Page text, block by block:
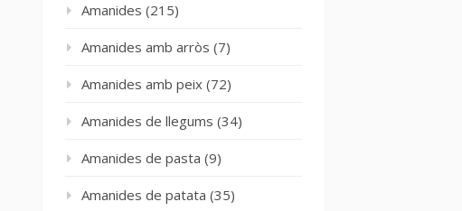
Amanides (215)
Amanides amb arròs (7)
Amanides amb peix (72)
Amanides de llegums (34)
Amanides de pasta (9)
Amanides de patata (35)